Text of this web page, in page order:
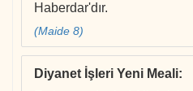
Haberdar'dır.
(Maide 8)
Diyanet İşleri Yeni Meali: